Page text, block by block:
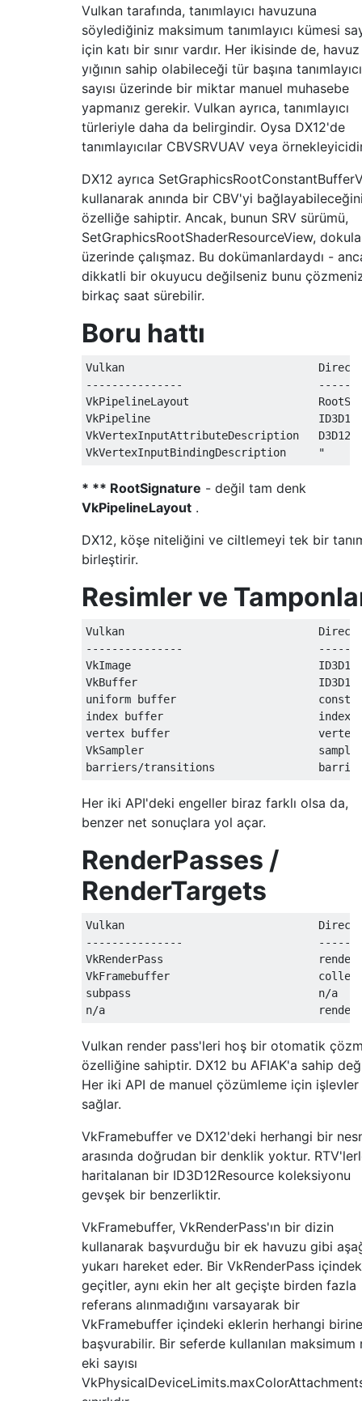
Vulkan tarafında, tanımlayıcı havuzuna
söylediğiniz maksimum tanımlayıcı kümesi
için katı bir sınır vardır. Her ikisinde de,
yığının sahip olabileceği tür başına tanımlayıcı
sayısı üzerinde bir miktar manuel muhasebe
yapmanız gerekir. Vulkan ayrıca, tanımlayıcı
türleriyle daha da belirgindir. Oysa DX12'de
tanımlayıcılar CBVSRVUAV veya
DX12 ayrıca
kullanarak anında bir CBV'yi
özelliğe sahiptir. Ancak, bunun SRV sürümü,
SetGraphicsRootShaderResourceView,
üzerinde çalışmaz. Bu dokümanlardaydı -
dikkatli bir okuyucu değilseniz bunu
birkaç saat sürebilir.
Boru hattı
Vulkan                              DirectX
---------------
VkPipelineLayout
VkPipeline
VkVertexInputAttributeDescription
* ** RootSignature - değil tam denk
VkPipelineLayout .
DX12, köşe niteliğini ve ciltlemeyi tek bir
birleştirir.
Resimler ve
Vulkan                              DirectX
---------------
VkImage
VkBuffer
uniform buffer
index buffer                        index
vertex buffer                       vertex
VkSampler
Her iki API'deki engeller biraz farklı olsa da,
benzer net sonuçlara yol açar.
RenderPasses /
RenderTargets
Vulkan                              DirectX
---------------
VkRenderPass                        render
VkFramebuffer                       collection
subpass                             n/a
Vulkan render pass'leri hoş bir otomatik
özelliğine sahiptir. DX12 bu AFIAK'a sahip
Her iki API de manuel çözümleme için işlevler
sağlar.
VkFramebuffer ve DX12'deki herhangi bir
arasında doğrudan bir denklik yoktur.
haritalanan bir ID3D12Resource koleksiyonu
gevşek bir benzerliktir.
VkFramebuffer, VkRenderPass'ın bir dizin
kullanarak başvurduğu bir ek havuzu gibi
yukarı hareket eder. Bir VkRenderPass
geçitler, aynı ekin her alt geçişte birden fazla
referans alınmadığını varsayarak bir
VkFramebuffer içindeki eklerin herhangi birine
başvurabilir. Bir seferde kullanılan maksimum
eki sayısı